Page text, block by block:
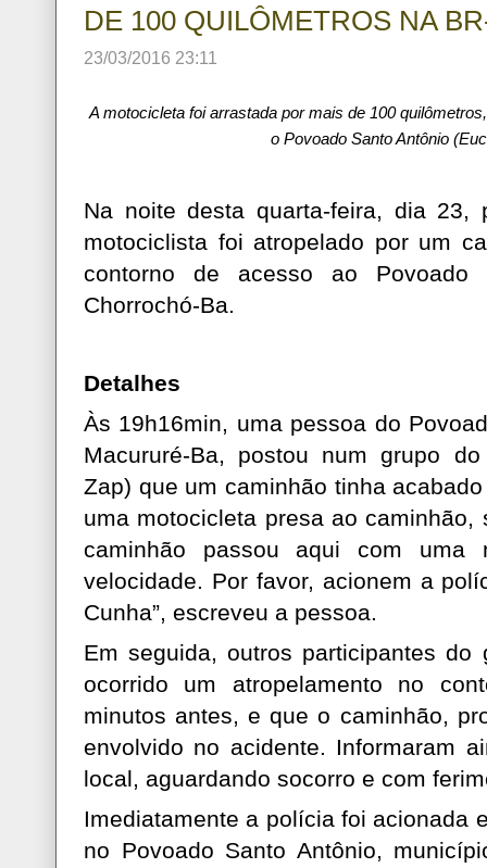
DE 100 QUILÔMETROS NA
23/03/2016 23:11
A motocicleta foi arrastada por mais de 100
o Povoado Santo Antônio
Na noite desta quarta-feira, dia 23,
motociclista foi atropelado por um
contorno de acesso ao
Chorrochó-Ba.
Detalhes
Às 19h16min, uma pessoa do
Macururé-Ba, postou num grupo
Zap) que um caminhão tinha
uma motocicleta presa ao caminhão,
caminhão passou aqui com uma
velocidade. Por favor, acionem a
Cunha”, escreveu a pessoa.
Em seguida, outros participantes do
ocorrido um atropelamento no
minutos antes, e que o caminhão,
envolvido no acidente. Informaram
local, aguardando socorro e com
Imediatamente a polícia foi acionada
no Povoado Santo Antônio,